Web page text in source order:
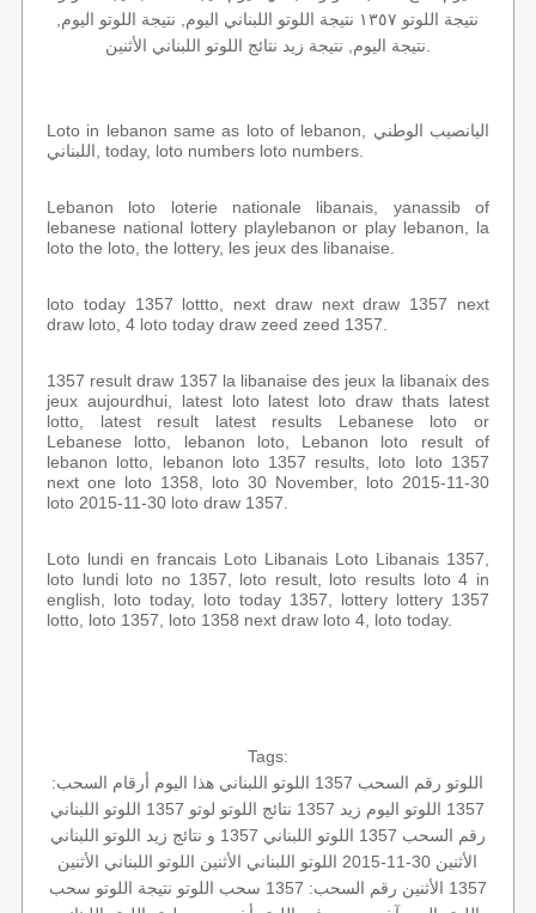
نتيجة اللوتو ١٣٥٧ نتيجة اللوتو اللبناني اليوم, نتيجة اللوتو اليوم,
Loto in lebanon same as loto of lebanon, اليانصيب الوطني
اللبناني, today, loto numbers loto numbers.
Lebanon loto loterie nationale libanais, yanassib of
lebanese national lottery playlebanon or play lebanon, la
loto the loto, the lottery, les jeux des libanaise.
loto today 1357 lottto, next draw next draw 1357 next
draw loto, 4 loto today draw zeed zeed 1357.
1357 result draw 1357 la libanaise des jeux la libanaix des
jeux aujourdhui, latest loto latest loto draw thats latest
lotto, latest result latest results Lebanese loto or
Lebanese lotto, lebanon loto, Lebanon loto result of
lebanon lotto, lebanon loto 1357 results, loto loto 1357
next one loto 1358, loto 30 November, loto 2015-11-30
loto 2015-11-30 loto draw 1357.
Loto lundi en francais Loto Libanais Loto Libanais 1357,
loto lundi loto no 1357, loto result, loto results loto 4 in
english, loto today, loto today 1357, lottery lottery 1357
lotto, loto 1357, loto 1358 next draw loto 4, loto today.
Tags:
اللوتو رقم السحب 1357
اللوتو اللبناني هذا اليوم أرقام السحب:
1357 اللوتو اليوم زيد 1357 نتائج اللوتو لوتو 1357
اللوتو اللبناني
رقم السحب 1357
اللوتو اللبناني 1357 و نتائج زيد
اللوتو اللبناني
الأثنين 30-11-2015
اللوتو اللبناني الأثنين اللوتو اللبناني الأثنين
1357 الأثنين
رقم السحب: 1357 سحب اللوتو نتيجة اللوتو سحب